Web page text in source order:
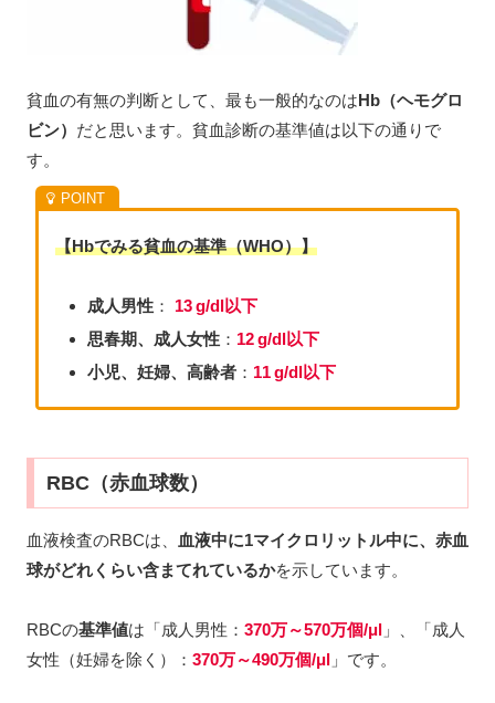
貧血の有無の判断として、最も一般的なのはHb（ヘモグロ
ビン） だと思います。貧血診断の基準値は以下の通りで
す。
【Hbでみる貧血の基準（WHO）】
成人男性 ： 13 g/dl以下
思春期、成人女性 ： 12 g/dl以下
小児、妊婦、 高齢者 ： 11 g/dl以下
RBC（赤血球数）
血液検査のRBCは、
血液中に1マイクロリットル中に、赤血
球がどれくらい含まてれているかを示しています。
RBCの基準値は「成人男性： 370万～570万個/μl 」、「成人
女性（妊婦を除く）： 370万～490万個/μl 」です。